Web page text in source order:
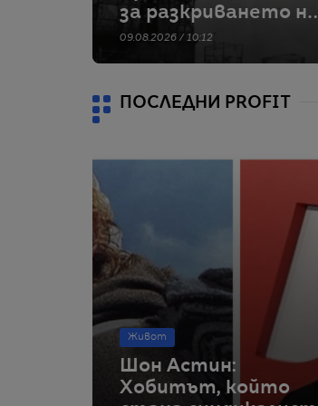
за разкриването на
тайното оръжие на
09.08.2026 / 10:12
ПОСЛЕДНИ PROFIT
Живот
Шон Астин:
Хобитът, който